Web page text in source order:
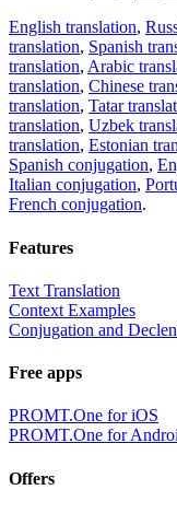
English translation,
translation, Spanish
translation, Arabic
translation, Chinese
translation, Tatar
translation, Uzbek
translation, Estonian
Spanish conjugation,
Italian conjugation,
French conjugation.
Features
Text Translation
Context Examples
Conjugation and
Free apps
PROMT.One for iOS
PROMT.One for
Offers